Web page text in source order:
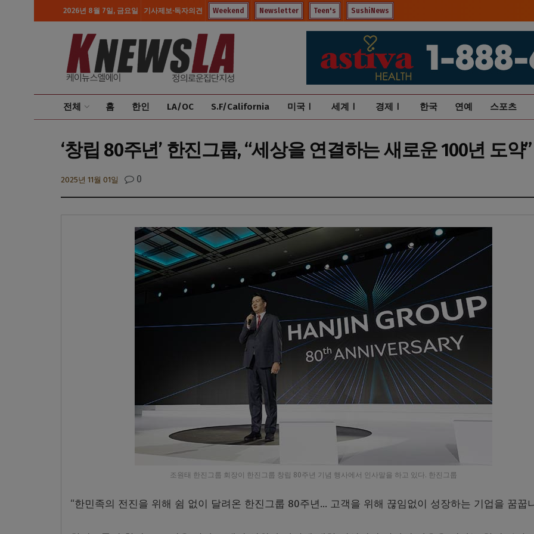
2026년 8월 7일, 금요일 기사제보·독자의견 Weekend Newsletter Teen's SushiNews
전체 홈 한인 LA/OC S.F/California 미국Ⅰ 세계Ⅰ 경제Ⅰ 한국 연예 스포츠
‘창립 80주년’ 한진그룹, “세상을 연결하는 새로운 100년 도약”
2025년 11월 01일 0
조원태 한진그룹 회장이 한진그룹 창립 80주년 기념 행사에서 인사말을 하고 있다. 한진그룹
“한민족의 전진을 위해 쉼 없이 달려온 한진그룹 80주년… 고객을 위해 끊임없이 성장하는 기업을 꿈꿉